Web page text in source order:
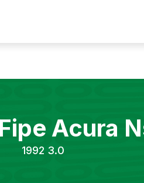
Acura
1992 3.0